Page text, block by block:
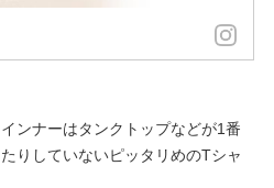
ンナーはタンクトップなどが1番
りしていないピッタリめのTシャ